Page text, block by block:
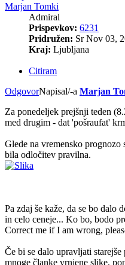
Marjan Tomki
Admiral
Prispevkov: 6231
Pridružen: Sr Nov 03,
Kraj: Ljubljana
Citiram
OdgovorNapisal/-a Marjan
Za ponedeljek prejšnji teden
med drugim - dat 'pošraufat'
Glede na vremensko
bila odločitev pravilna.
Pa zdaj še kaže, da se bo
in celo ceneje... Ko bo, bodo
Correct me if I am wrong,
Če bi se dalo upravljati
mnoge članke vrnjene slike,